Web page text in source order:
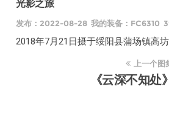
光影之旅
发布：2022-08-28 我的装备：FC6310
2018年7月21日摄于绥阳县蒲场镇高
上一个图
《云深不知处